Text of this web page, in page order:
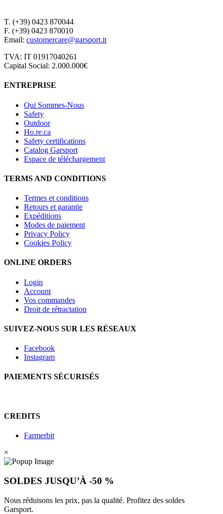
T. (+39) 0423 870044
F. (+39) 0423 870010
Email: customercare@garsport.it
TVA: IT 01917040261
Capital Social: 2.000.000€
ENTREPRISE
Qui Sommes-Nous
Safety
Outdoor
Ho.re.ca
Safety certifications
Catalog Garsport
Espace de téléchargement
TERMS AND CONDITIONS
Termes et conditions
Retours et garantie
Expéditions
Modes de paiement
Privacy Policy
Cookies Policy
ONLINE ORDERS
Login
Account
Vos commandes
Droit de rétractation
SUIVEZ-NOUS SUR LES RÉSEAUX
Facebook
Instagram
PAIEMENTS SÉCURISÉS
CREDITS
Farmerbit
×
SOLDES JUSQU’À -50 %
Nous réduisons les prix, pas la qualité. Profitez des soldes
Garsport.